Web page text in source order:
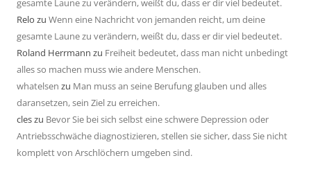
gesamte Laune zu verändern, weißt du, dass er dir viel bedeutet.
Relo zu Wenn eine Nachricht von jemanden reicht, um deine
gesamte Laune zu verändern, weißt du, dass er dir viel bedeutet.
Roland Herrmann zu Freiheit bedeutet, dass man nicht unbedingt
alles so machen muss wie andere Menschen.
whatelsen zu Man muss an seine Berufung glauben und alles
daransetzen, sein Ziel zu erreichen.
cleszu Bevor Sie bei sich selbst eine schwere Depression oder
Antriebsschwäche diagnostizieren, stellen sie sicher, dass Sie nicht
komplett von Arschlöchern umgeben sind.